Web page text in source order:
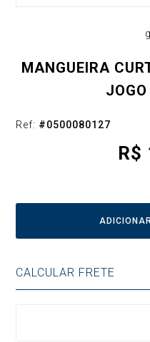
MANGUEIRA
Ref: #0500080127
R$
CALCULAR FRETE